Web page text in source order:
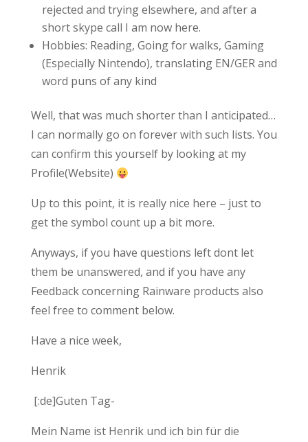
rejected and trying elsewhere, and after a
short skype call I am now here.
Hobbies: Reading, Going for walks, Gaming
(Especially Nintendo), translating EN/GER and
word puns of any kind
Well, that was much shorter than I anticipated…
I can normally go on forever with such lists. You
can confirm this yourself by looking at my
Profile(Website)
Up to this point, it is really nice here – just to
get the symbol count up a bit more.
Anyways, if you have questions left dont let
them be unanswered, and if you have any
Feedback concerning Rainware products also
feel free to comment below.
Have a nice week,
Henrik
[:de]Guten Tag-
Mein Name ist Henrik und ich bin für die